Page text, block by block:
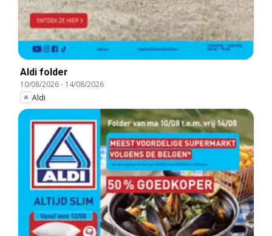
Aldi folder
10/08/2026- 14/08/2026
Aldi